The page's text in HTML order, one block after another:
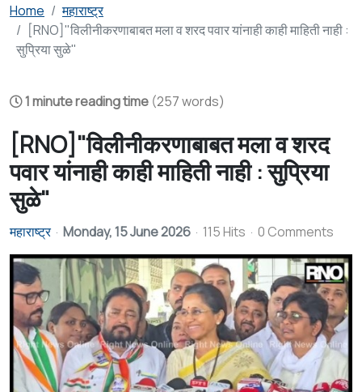
Home
महाराष्ट्र
[RNO]"विलीनीकरणाबाबत मला व शरद पवार यांनाही काही माहिती नाही :
सुप्रिया सुळे"
1 minute reading time (257 words)
[RNO]"विलीनीकरणाबाबत मला व शरद
पवार यांनाही काही माहिती नाही : सुप्रिया
सुळे"
महाराष्ट्र Monday, 15 June 2026 115 Hits 0 Comments